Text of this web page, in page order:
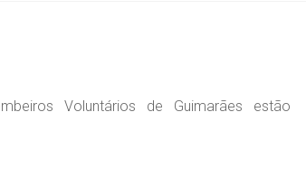
Voluntários de Guimarães estão